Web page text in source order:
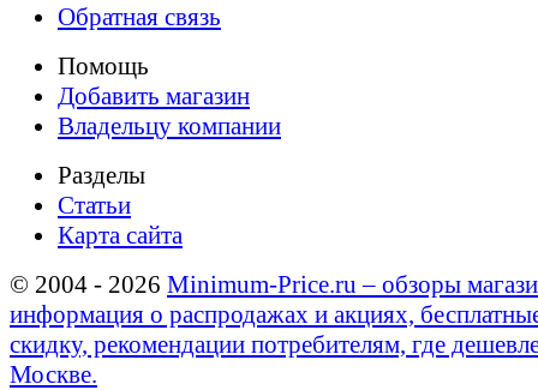
Обратная связь
Помощь
Добавить магазин
Владельцу компании
Разделы
Статьи
Карта сайта
© 2004 - 2026 Minimum-Price.ru – обзоры
информация о распродажах и акциях,
скидку, рекомендации потребителям, где
Москве.